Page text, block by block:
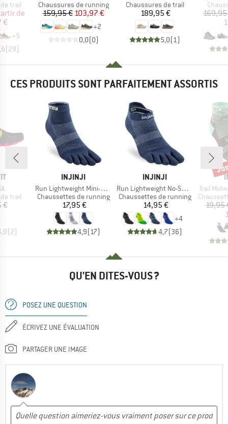
trail
réduit
de
€
+5
(29)
Product group
Chaussures de running
Prix
159,95 €Prix réduit
103,97 €
+2
0,0(0)
Product group
Chaussures de trail
Prix
189,95 €
5,0(1 )
CES PRODUITS SONT PARFAITEMENT ASSORTIS
trail
€
(2)
MARQUE
INJINJI
Article
Run Lightweight Mini-Crew
Product group
Chaussettes de running
Prix
17,95 €
4,9(17)
MARQUE
INJINJI
Article
Run Lightweight No-Show
Product group
Chaussettes de running
Prix
14,95 €
+4
4,7(36)
Article
Trail
Product
19,95
QU'EN DITES-VOUS ?
POSEZ UNE QUESTION
ÉCRIVEZ UNE ÉVALUATION
PARTAGER UNE IMAGE